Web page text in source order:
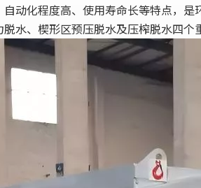
动化程度高、使用寿命长等特点，是
水、楔形区预压脱水及压榨脱水四个